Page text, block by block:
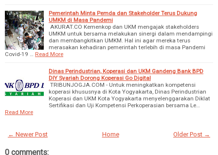
Pemerintah Minta Pemda dan Stakeholder Terus Dukung
UMKM di Masa Pandemi
AKURAT.CO Kemenkop dan UKM mengajak stakeholders
UMKM untuk bersama melakukan sinergi dalam mendampingi
dan membangkitkan UMKM. Hal ini agar mereka terus
merasakan kehadiran pemerintah terlebih di masa Pandemi
Covid-19 … Read More
Dinas Perindustrian, Koperasi dan UKM Gandeng Bank BPD
DIY Syariah Dorong Koperasi Go Digital
TRIBUNJOGJA.COM - Untuk meningkatkan kompetensi
koperasi khususnya di Kota Yogyakarta, Dinas Perindustrian
Koperasi dan UKM Kota Yogyakarta menyelenggarakan Diklat
Sertifikasi dan Uji Kompetensi Perkoperasian bersama Le…
Read More
← Newer Post Older Post →
Home
0 comments: